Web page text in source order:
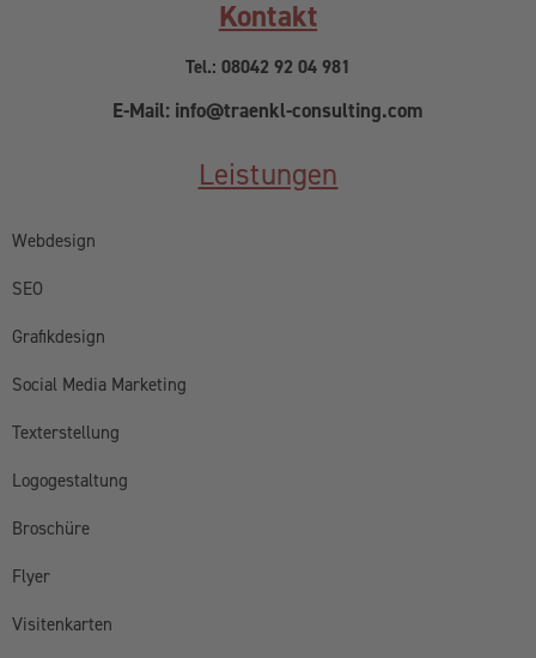
Kontakt
Tel.: 08042 92 04 981
E-Mail: info@traenkl-consulting.com
Leistungen
Webdesign
SEO
Grafikdesign
Social Media Marketing
Texterstellung
Logogestaltung
Broschüre
Flyer
Visitenkarten